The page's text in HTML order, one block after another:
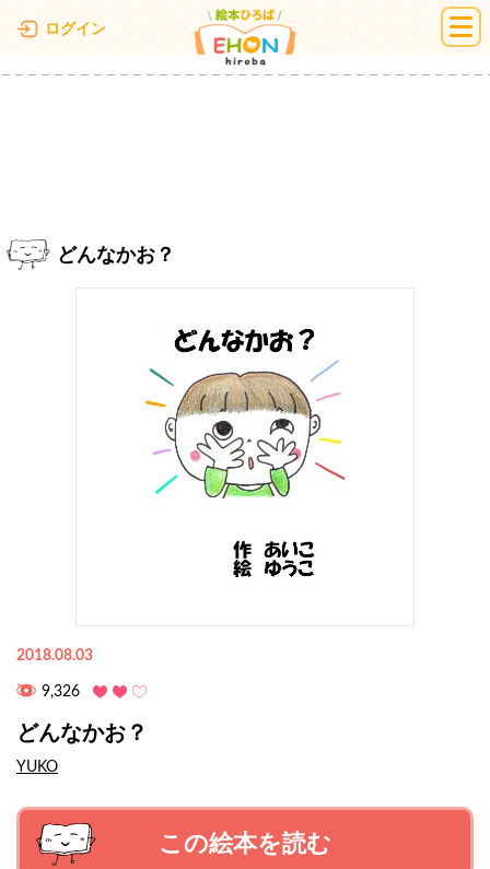
ログイン 絵本ひろば
どんなかお？
2018.08.03
9,326
どんなかお？
YUKO
この絵本を読む